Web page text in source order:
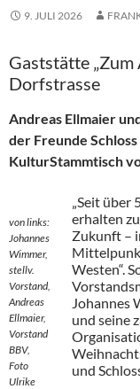
9. JULI 2026
Gaststätte
Dorfstrasse
Andreas Ellmaier
der Freunde
KulturStammtisch
von links:
Johannes
Wimmer,
stellv.
Vorstand,
Andreas
Ellmaier,
Vorstand
BBV,
Foto
Ulrike
„Seit über
erhalten
Zukunft –
Westen“.
Johannes
und seine
und